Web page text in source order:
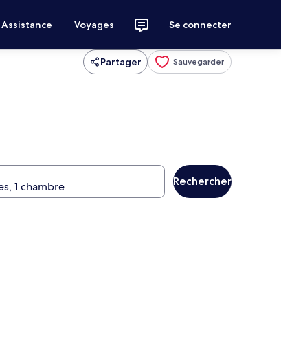
Assistance Voyages Se connecter
Partager Sauvegarder
Rechercher